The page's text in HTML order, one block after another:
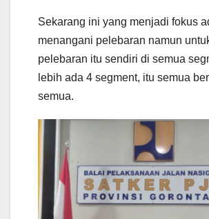
Sekarang ini yang menjadi fokus
menangani pelebaran namun
pelebaran itu sendiri di semua
lebih ada 4 segment, itu semua
semua.